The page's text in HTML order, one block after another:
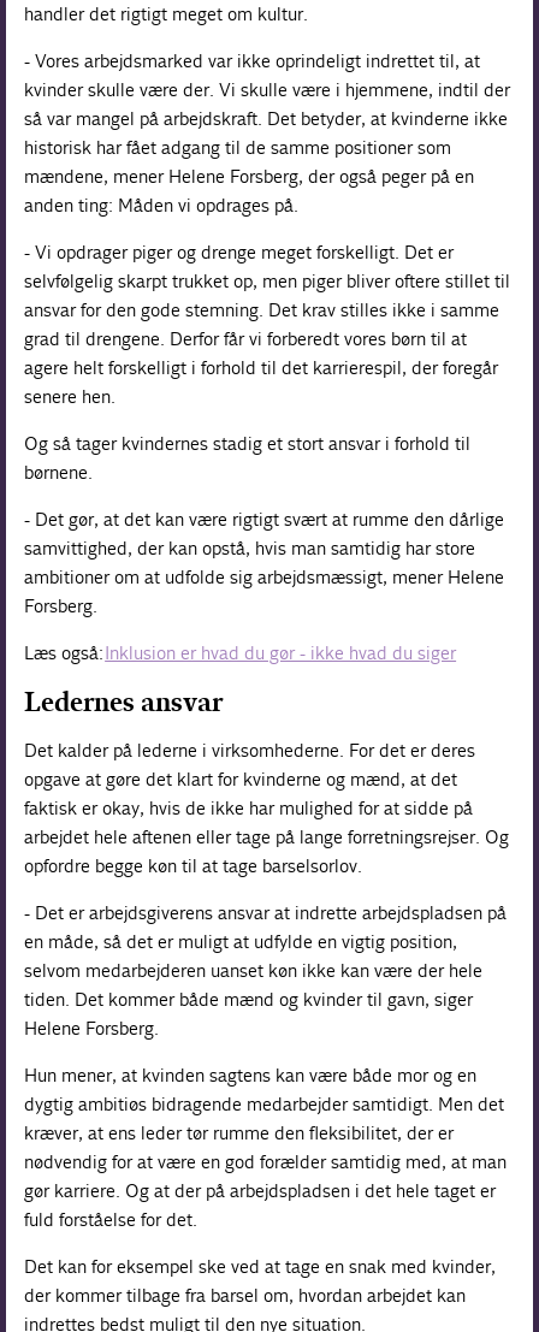
handler det rigtigt meget om kultur.
- Vores arbejdsmarked var ikke oprindeligt indrettet til, at
kvinder skulle være der. Vi skulle være i hjemmene, indtil der
så var mangel på arbejdskraft. Det betyder, at kvinderne ikke
historisk har fået adgang til de samme positioner som
mændene, mener Helene Forsberg, der også peger på en
anden ting: Måden vi opdrages på.
- Vi opdrager piger og drenge meget forskelligt. Det er
selvfølgelig skarpt trukket op, men piger bliver oftere stillet til
ansvar for den gode stemning. Det krav stilles ikke i samme
grad til drengene. Derfor får vi forberedt vores børn til at
agere helt forskelligt i forhold til det karrierespil, der foregår
senere hen.
Og så tager kvindernes stadig et stort ansvar i forhold til
børnene.
- Det gør, at det kan være rigtigt svært at rumme den dårlige
samvittighed, der kan opstå, hvis man samtidig har store
ambitioner om at udfolde sig arbejdsmæssigt, mener Helene
Forsberg.
Læs også:Inklusion er hvad du gør - ikke hvad du siger
Ledernes ansvar
Det kalder på lederne i virksomhederne. For det er deres
opgave at gøre det klart for kvinderne og mænd, at det
faktisk er okay, hvis de ikke har mulighed for at sidde på
arbejdet hele aftenen eller tage på lange forretningsrejser. Og
opfordre begge køn til at tage barselsorlov.
- Det er arbejdsgiverens ansvar at indrette arbejdspladsen på
en måde, så det er muligt at udfylde en vigtig position,
selvom medarbejderen uanset køn ikke kan være der hele
tiden. Det kommer både mænd og kvinder til gavn, siger
Helene Forsberg.
Hun mener, at kvinden sagtens kan være både mor og en
dygtig ambitiøs bidragende medarbejder samtidigt. Men det
kræver, at ens leder tør rumme den fleksibilitet, der er
nødvendig for at være en god forælder samtidig med, at man
gør karriere. Og at der på arbejdspladsen i det hele taget er
fuld forståelse for det.
Det kan for eksempel ske ved at tage en snak med kvinder,
der kommer tilbage fra barsel om, hvordan arbejdet kan
indrettes bedst muligt til den nye situation.